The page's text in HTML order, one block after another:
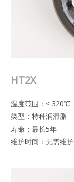
HT2X
温度范围：< 320℃
类型：特种润滑脂
寿命：最长5年
维护时间：无需维护